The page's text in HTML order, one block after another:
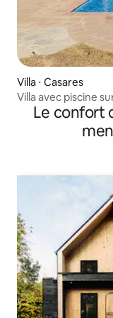
Villa ⋅ Casares
Villa avec piscine
Le confort